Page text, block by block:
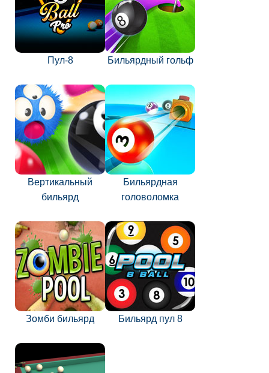
Пул-8 Бильярдный гольф
Вертикальный
бильярд
Бильярдная
головоломка
Зомби бильярд Бильярд пул 8